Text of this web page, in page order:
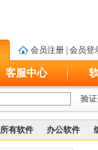
会员注册 会员登
客服中心
验
所有软件 办公软件